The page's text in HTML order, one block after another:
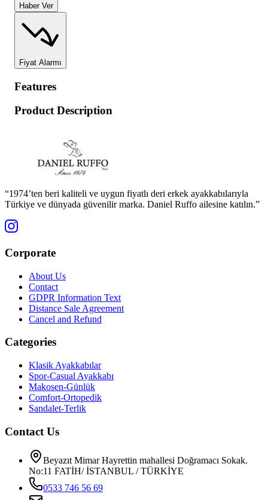
Haber Ver
Fiyat Alarmı
Features
Product Description
“1974’ten beri kaliteli ve uygun fiyatlı deri erkek ayakkabılarıyla
Türkiye ve dünyada güvenilir marka. Daniel Ruffo ailesine katılın.”
Corporate
About Us
Contact
GDPR Information Text
Distance Sale Agreement
Cancel and Refund
Categories
Klasik Ayakkabılar
Spor-Casual Ayakkabı
Makosen-Günlük
Comfort-Ortopedik
Sandalet-Terlik
Contact Us
Beyazıt Mimar Hayrettin mahallesi Doğramacı Sokak.
No:11 FATİH/ İSTANBUL / TÜRKİYE
0533 746 56 69